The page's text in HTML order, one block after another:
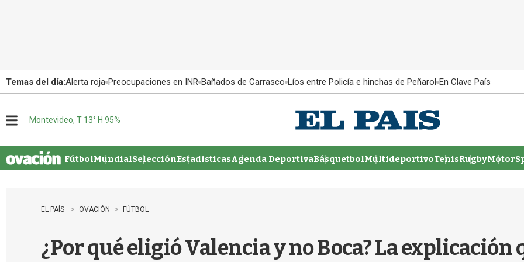
Temas del día:Alerta roja Preocupaciones en INR Bañados de Carrasco Líos entre Policía e hinchas de Peñarol En Clave País
u
Montevideo, T 13° H 95%
FútbolMundialSelecciónEstadisticasAgenda DeportivaBásquetbolMultideportivoTenisRugby
EL PAÍS OVACIÓN FÚTBOL
¿Por qué eligió Valencia y no Boca? La explicación